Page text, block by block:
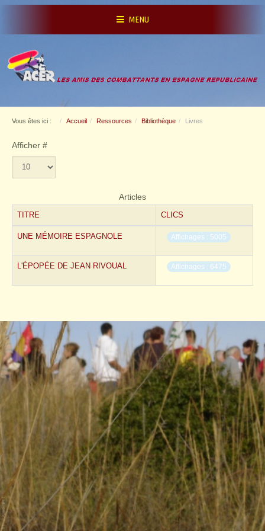
MENU
Vous êtes ici : Accueil Ressources Bibliothèque Livres
Afficher #
Articles
TITRE
CLICS
UNE MÉMOIRE ESPAGNOLE Affichages : 5005
L'ÉPOPÉE DE JEAN RIVOUAL Affichages : 6475